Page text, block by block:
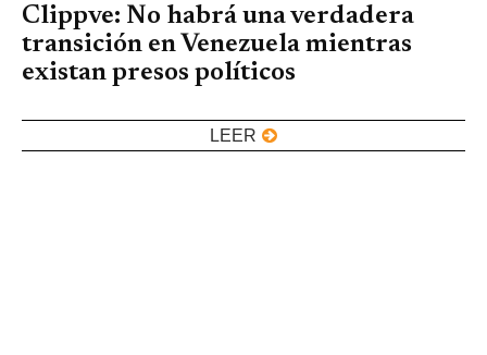
Clippve: No habrá una verdadera
transición en Venezuela mientras
existan presos políticos
LEER